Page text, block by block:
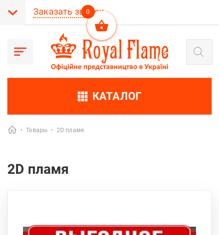
Заказать звонок
Поиск
товаров
КАТАЛОГ
• Товары • 2D пламя
2D пламя
0